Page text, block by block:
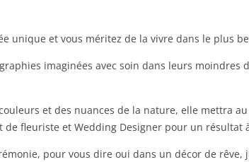
unique et vous méritez de la vivre dans le plus
imaginées avec soin dans leurs moindres
et des nuances de la nature, elle mettra
fleuriste et Wedding Designer pour un résultat
pour vous dire oui dans un décor de rêve,